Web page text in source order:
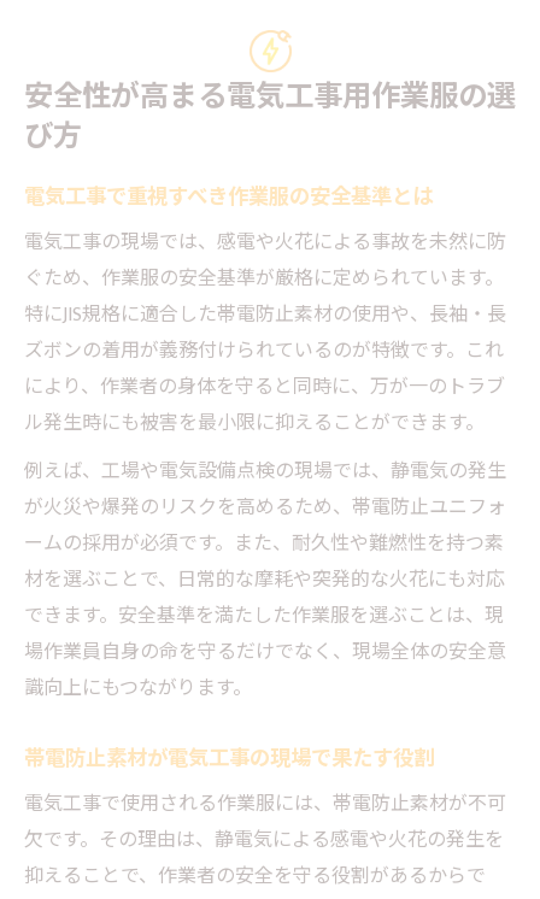
通気性と快適性を両立する作業服の選択法
電気工事作業服おすすめの特徴と選び方
夏の熱中症対策には電気工事作業服が必須
電気工事士の夏場作業着に求められる機能
性
空調服や吸汗速乾素材で快適な電気工事現
場
熱中症リスクを減らす電気工事作業服の工
夫
夏の電気工事作業服は通気性と安全性が鍵
電気工事士服装夏の選び方と涼しさ確保法
通気性や帯電防止で快適な現場作業を実現
電気工事現場で重要な帯電防止作業服の効
果
快適さを追求した電気工事作業服の通気設
計
建築現場に適した電気工事士作業着の工夫
電気工事作業服おすすめ素材と選び方解説
夏冬問わず快適な電気工事服装実践アイデ
ア
電気工事士が長袖を着用する本当の理由とは
安全性が高まる電気工事用作業服の選
び方
電気工事で重視すべき作業服の安全基準とは
電気工事の現場では、感電や火花による事故を未然に防
ぐため、作業服の安全基準が厳格に定められています。
特にJIS規格に適合した帯電防止素材の使用や、長袖・長
ズボンの着用が義務付けられているのが特徴です。これ
により、作業者の身体を守ると同時に、万が一のトラブ
ル発生時にも被害を最小限に抑えることができます。
例えば、工場や電気設備点検の現場では、静電気の発生
が火災や爆発のリスクを高めるため、帯電防止ユニフォ
ームの採用が必須です。また、耐久性や難燃性を持つ素
材を選ぶことで、日常的な摩耗や突発的な火花にも対応
できます。安全基準を満たした作業服を選ぶことは、現
場作業員自身の命を守るだけでなく、現場全体の安全意
識向上にもつながります。
帯電防止素材が電気工事の現場で果たす役割
電気工事で使用される作業服には、帯電防止素材が不可
欠です。その理由は、静電気による感電や火花の発生を
抑えることで、作業者の安全を守る役割があるからで